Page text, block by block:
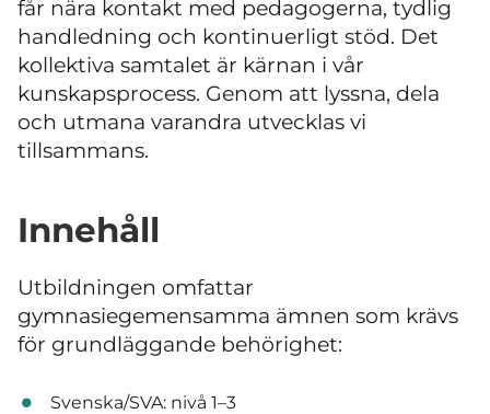
får nära kontakt med pedagogerna, tydlig
handledning och kontinuerligt stöd. Det
kollektiva samtalet är kärnan i vår
kunskapsprocess. Genom att lyssna, dela
och utmana varandra utvecklas vi
tillsammans.
Innehåll
Utbildningen omfattar
gymnasiegemensamma ämnen som krävs
för grundläggande behörighet:
Svenska/SVA: nivå 1–3